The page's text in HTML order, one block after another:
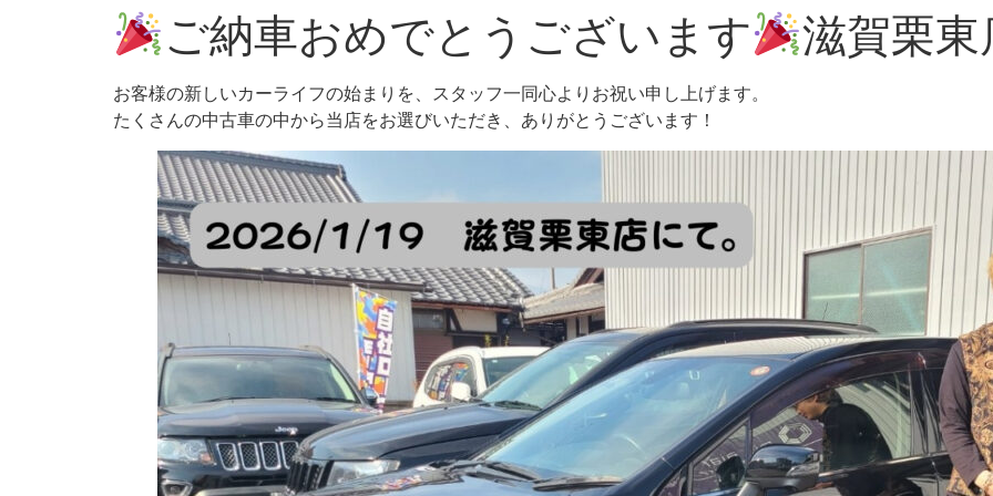
ご納車おめでとうございます 滋賀栗東
お客様の新しいカーライフの始まりを、スタッフ一同心よりお祝い申し上げます。
たくさんの中古車の中から当店をお選びいただき、ありがとうございます！